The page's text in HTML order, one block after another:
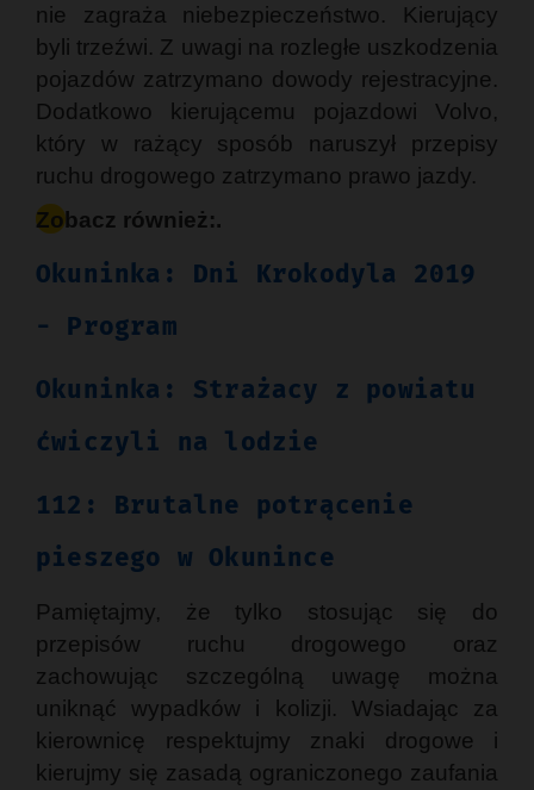
nie zagraża niebezpieczeństwo. Kierujący
byli trzeźwi. Z uwagi na rozległe uszkodzenia
pojazdów zatrzymano dowody rejestracyjne.
Dodatkowo kierującemu pojazdowi Volvo,
który w rażący sposób naruszył przepisy
ruchu drogowego zatrzymano prawo jazdy.
Zobacz również:.
Okuninka: Dni Krokodyla 2019
- Program
Okuninka: Strażacy z powiatu
ćwiczyli na lodzie
112: Brutalne potrącenie
pieszego w Okunince
Pamiętajmy, że tylko stosując się do
przepisów ruchu drogowego oraz
zachowując szczególną uwagę można
uniknąć wypadków i kolizji. Wsiadając za
kierownicę respektujmy znaki drogowe i
kierujmy się zasadą ograniczonego zaufania